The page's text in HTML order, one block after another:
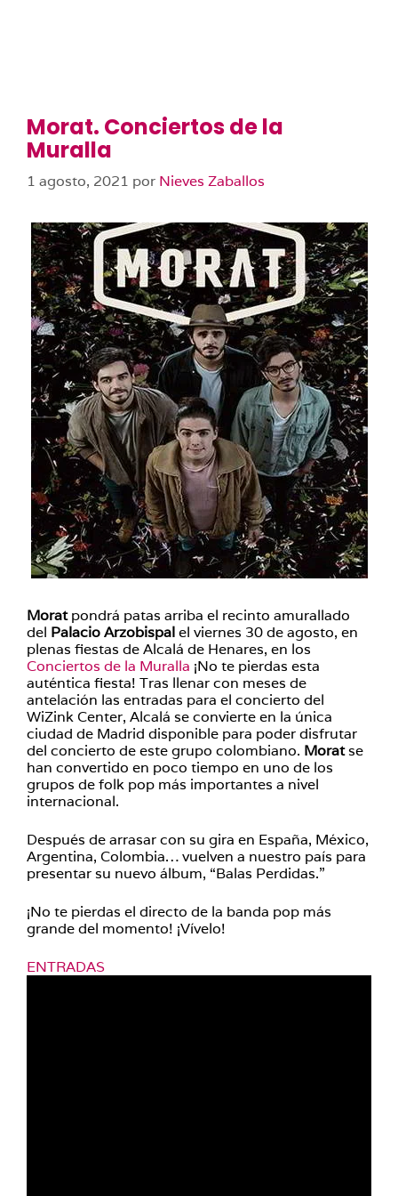
Morat. Conciertos de la
Muralla
1 agosto, 2021 por Nieves Zaballos
Moratpondrá patas arriba el recinto amurallado
del Palacio Arzobispalel viernes 30 de agosto, en
plenas fiestas de Alcalá de Henares, en los
Conciertos de la Muralla ¡No te pierdas esta
auténtica fiesta! Tras llenar con meses de
antelación las entradas para el concierto del
WiZink Center, Alcalá se convierte en la única
ciudad de Madrid disponible para poder disfrutar
del concierto de este grupo colombiano. Moratse
han convertido en poco tiempo en uno de los
grupos de folk pop más importantes a nivel
internacional.
Después de arrasar con su gira en España, México,
Argentina, Colombia… vuelven a nuestro país para
presentar su nuevo álbum, “Balas Perdidas.”
¡No te pierdas el directo de la banda pop más
grande del momento! ¡Vívelo!
ENTRADAS